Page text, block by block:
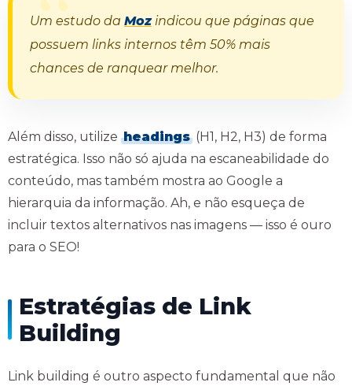
Um estudo da Mozindicou que páginas que
possuem links internos têm 50% mais
chances de ranquear melhor.
Além disso, utilize headings (H1, H2, H3) de forma
estratégica. Isso não só ajuda na escaneabilidade do
conteúdo, mas também mostra ao Google a
hierarquia da informação. Ah, e não esqueça de
incluir textos alternativos nas imagens — isso é ouro
para o SEO!
Estratégias de Link
Building
Link building é outro aspecto fundamental que não